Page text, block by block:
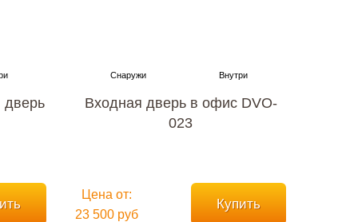
дверь
Входная дверь в офис DVO-
023
Цена от:
23 500 руб
Купить